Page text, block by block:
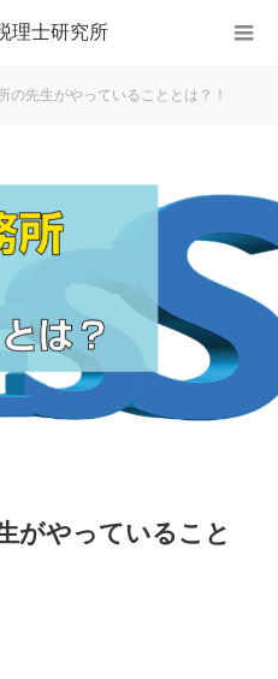
理士研究所
の先生がやっていることとは？！
がやっていること